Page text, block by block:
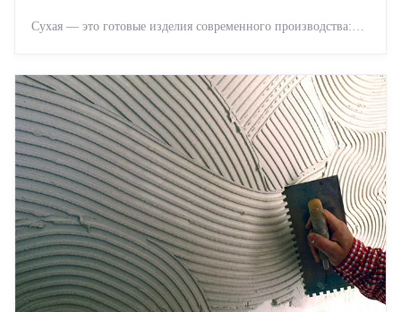
Сухая — это готовые изделия современного производства: